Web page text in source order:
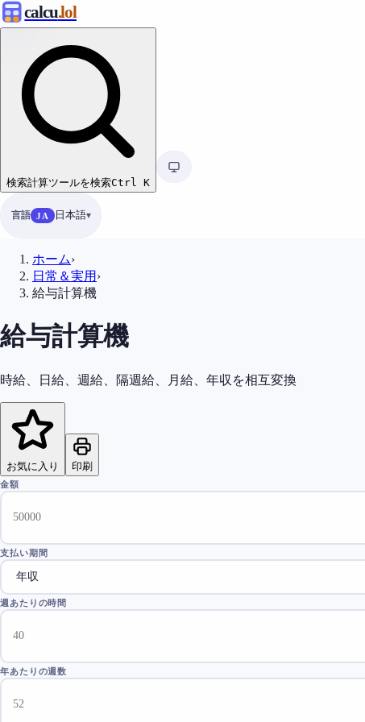
calcu.lol
検索計算ツールを検索Ctrl K
言語 JA 日本語
ホーム›
日常＆実用 ›
給与計算機
給与計算機
時給、日給、週給、隔週給、月給、年収を相互変換
お気に入り 印刷
金額
支払い期間
週あたりの時間
年あたりの週数